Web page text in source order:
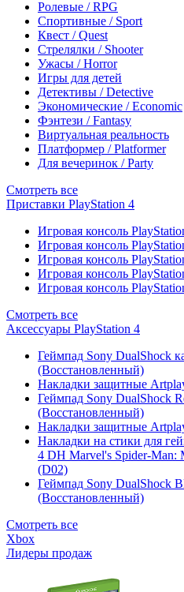
Ролевые / RPG
Спортивные / Sport
Квест / Quest
Стрелялки / Shooter
Ужасы / Horror
Игры для детей
Детективы / Detective
Экономические / Economic
Фэнтези / Fantasy
Виртуальная реальность
Платформер / Platformer
Для вечеринок / Party
Смотреть все
Приставки PlayStation 4
Игровая консоль
Игровая консоль
Игровая консоль
Игровая консоль
Игровая консоль
Смотреть все
Аксессуары PlayStation 4
Геймпад Sony DualShock
(Восстановленный)
Накладки защитные
Геймпад Sony DualShock
(Восстановленный)
Накладки защитные
Накладки на стики для
4 DH Marvel's Spider-Man:
(D02)
Геймпад Sony DualShock
(Восстановленный)
Смотреть все
Xbox
Лидеры продаж